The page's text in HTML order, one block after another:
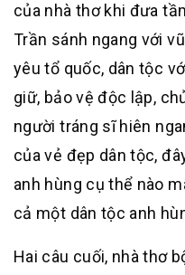
của nhà thơ khi đưa
Trần sánh ngang với
yêu tổ quốc, dân tộc
giữ, bảo vệ độc lập,
người tráng sĩ hiên
của vẻ đẹp dân tộc,
anh hùng cụ thể nào
cả một dân tộc anh
Hai câu cuối, nhà thơ